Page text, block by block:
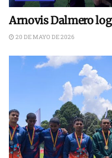
Arnovis Dalmero
20 DE MAYO DE 2026